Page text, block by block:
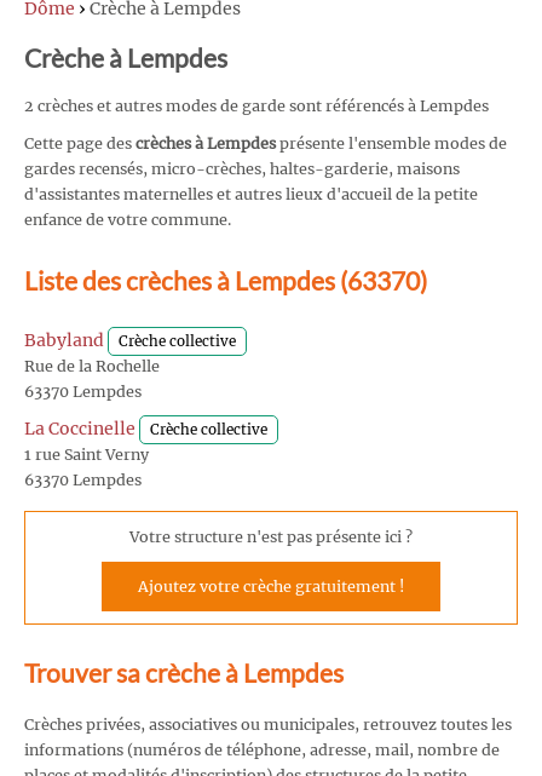
Dôme › Crèche à Lempdes
Crèche à Lempdes
2 crèches et autres modes de garde sont référencés à Lempdes
Cette page des crèches à Lempdesprésente l'ensemble modes de
gardes recensés, micro-crèches, haltes-garderie, maisons
d'assistantes maternelles et autres lieux d'accueil de la petite
enfance de votre commune.
Liste des crèches à Lempdes (63370)
Babyland Crèche collective
Rue de la Rochelle
63370 Lempdes
La Coccinelle Crèche collective
1 rue Saint Verny
63370 Lempdes
Votre structure n'est pas présente ici ?
Ajoutez votre crèche gratuitement !
Trouver sa crèche à Lempdes
Crèches privées, associatives ou municipales, retrouvez toutes les
informations (numéros de téléphone, adresse, mail, nombre de